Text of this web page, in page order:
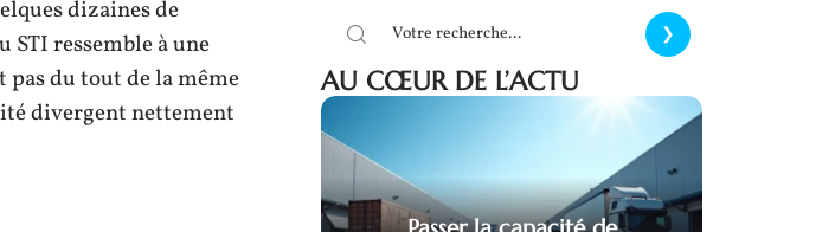
dizaines de
STI ressemble à une
du tout de la même
divergent nettement
AU CŒUR DE L’ACTU